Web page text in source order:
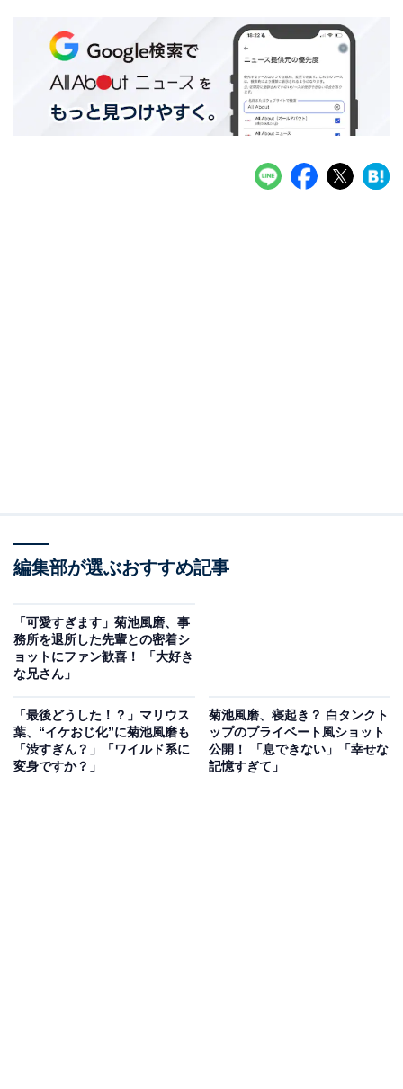
編集部が選ぶおすすめ記事
「可愛すぎます」菊池風磨、事
務所を退所した先輩との密着シ
ョットにファン歓喜！ 「大好き
な兄さん」
「最後どうした！？」マリウス
葉、“イケおじ化”に菊池風磨も
「渋すぎん？」「ワイルド系に
変身ですか？」
菊池風磨、寝起き？ 白タンクト
ップのプライベート風ショット
公開！ 「息できない」「幸せな
記憶すぎて」